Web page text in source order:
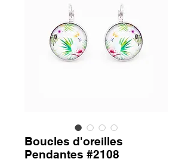
Boucles d'oreilles
Pendantes #2108